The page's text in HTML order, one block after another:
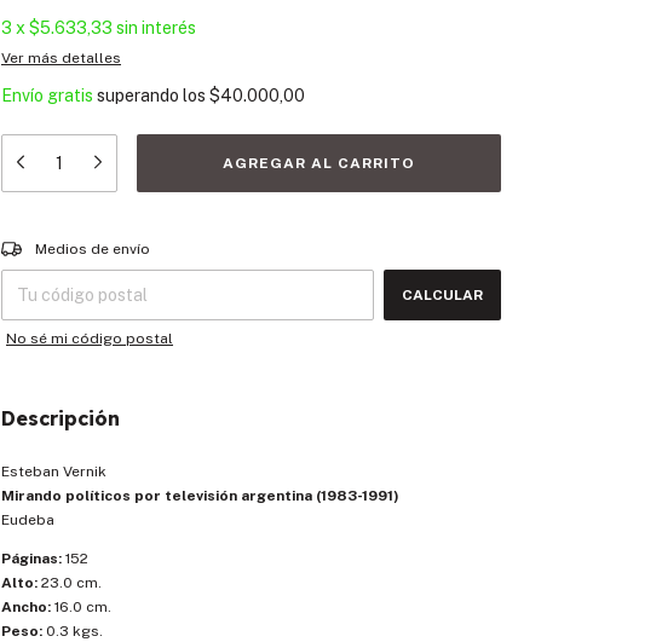
3 x $5.633,33 sin interés
Ver más detalles
Envío gratis superando los $40.000,00
Entregas para el CP:
Medios de envío
CALCULAR
No sé mi código postal
Descripción
Esteban Vernik
Mirando políticos por televisión argentina (1983-1991)
Eudeba
Páginas: 152
Alto: 23.0 cm.
Ancho: 16.0 cm.
Peso: 0.3 kgs.